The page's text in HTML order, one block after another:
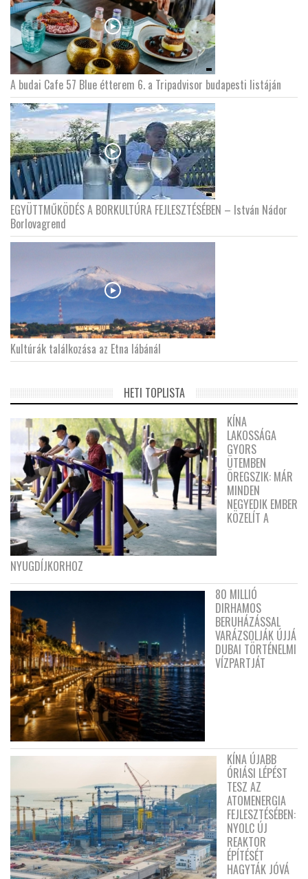
A budai Cafe 57 Blue étterem 6. a Tripadvisor budapesti listáján
EGYÜTTMŰKÖDÉS A BORKULTÚRA FEJLESZTÉSÉBEN – István Nádor
Borlovagrend
Kultúrák találkozása az Etna lábánál
HETI TOPLISTA
KÍNA
LAKOSSÁGA
GYORS
ÜTEMBEN
ÖREGSZIK: MÁR
MINDEN
NEGYEDIK EMBER
KÖZELÍT A
NYUGDÍJKORHOZ
80 MILLIÓ
DIRHAMOS
BERUHÁZÁSSAL
VARÁZSOLJÁK ÚJJÁ
DUBAI TÖRTÉNELMI
VÍZPARTJÁT
KÍNA ÚJABB
ÓRIÁSI LÉPÉST
TESZ AZ
ATOMENERGIA
FEJLESZTÉSÉBEN:
NYOLC ÚJ
REAKTOR
ÉPÍTÉSÉT
HAGYTÁK JÓVÁ